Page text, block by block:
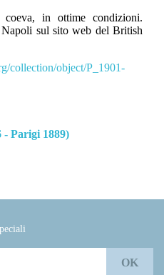
coeva, in ottime condizioni.
Napoli sul sito web del British
collection/object/P_1901-
Parigi 1889)